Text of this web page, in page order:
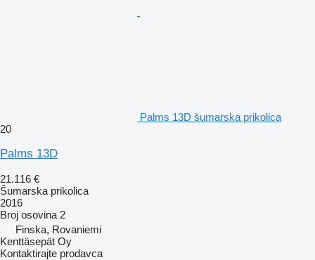
Palms 13D šumarska prikolica
20
Palms 13D
21.116 €
Šumarska prikolica
2016
Broj osovina 2
Finska, Rovaniemi
Kenttäsepät Oy
Kontaktirajte prodavca